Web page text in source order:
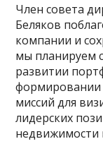
Член совета
Беляков
компании и
мы планируем
развитии
формировании
миссий для
лидерских
недвижимости